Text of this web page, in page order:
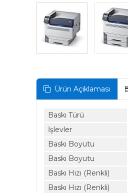
Ürün Açıklaması
Baskı Türü
İşlevler
Baskı Boyutu
Baskı Boyutu
Baskı Hızı (Renkli)
Baskı Hızı (Renkli)